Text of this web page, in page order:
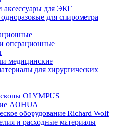
аксессуары для ЭКГ
для спирометра
операционные
медицинские
для хирургических
OLYMPUS
AOHUA
оборудование Richard Wolf
и расходные материалы